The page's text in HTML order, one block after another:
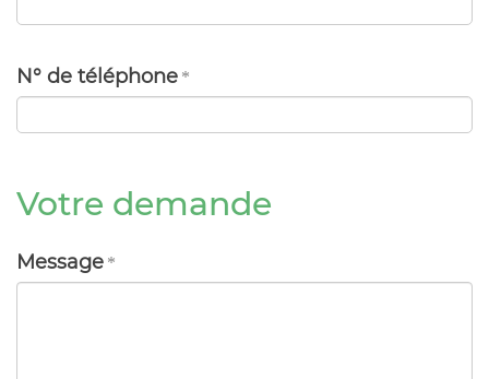
N° de téléphone
Votre demande
Message